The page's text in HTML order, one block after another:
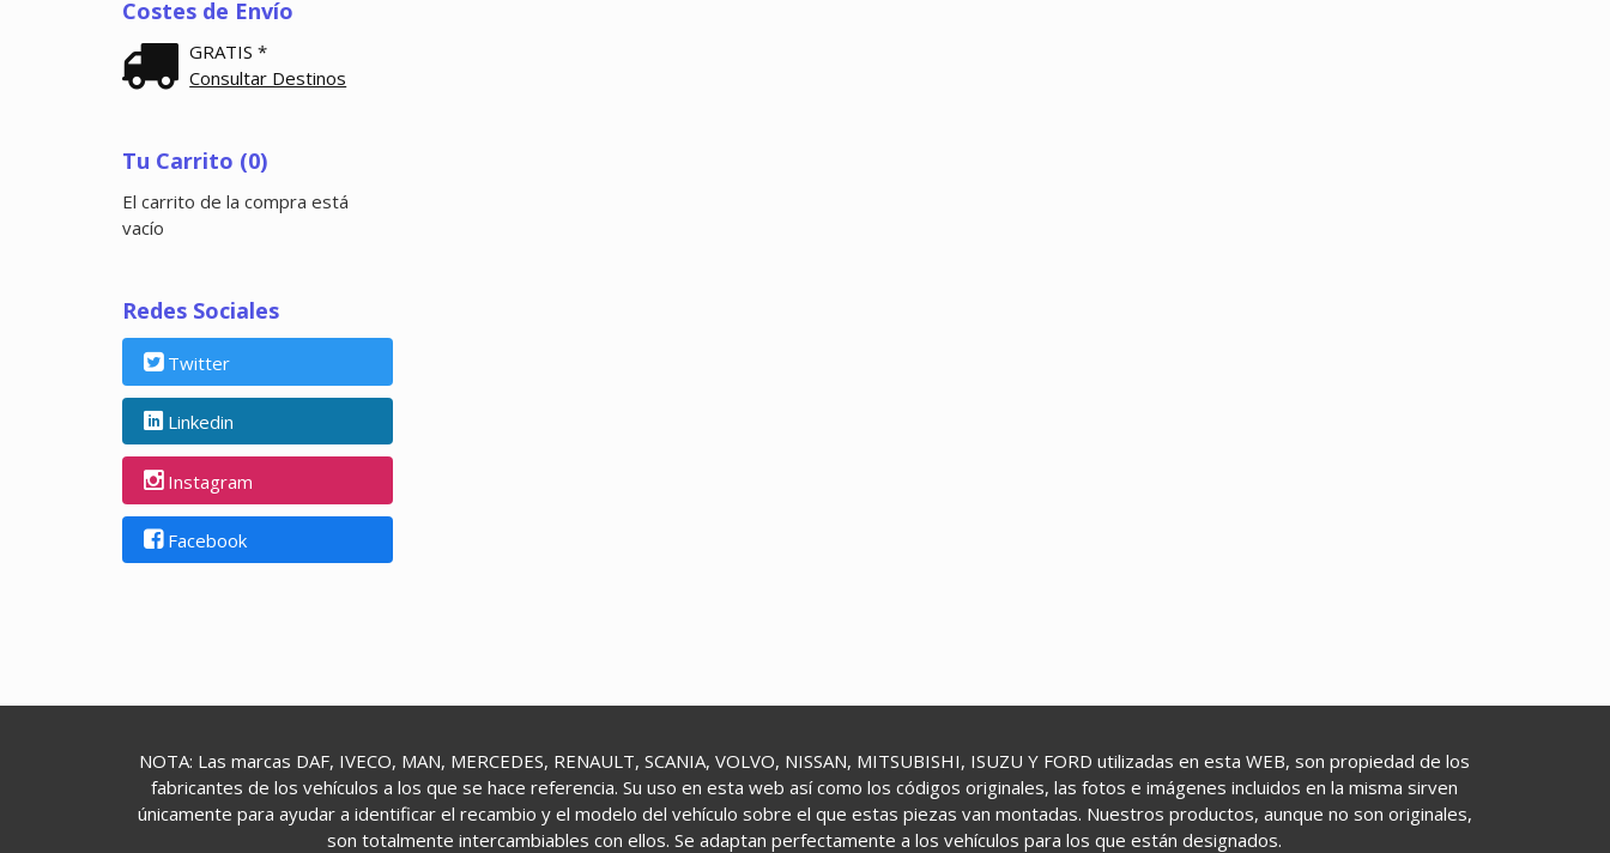
Costes de Envío
GRATIS *
Consultar Destinos
Tu Carrito (0)
El carrito de la compra está
vacío
Redes Sociales
Twitter
Linkedin
Instagram
Facebook
NOTA: Las marcas DAF, IVECO, MAN, MERCEDES, RENAULT, SCANIA, VOLVO, NISSAN, MITSUBISHI, ISUZU Y FORD utilizadas en esta WEB, son propiedad de los
fabricantes de los vehículos a los que se hace referencia. Su uso en esta web así como los códigos originales, las fotos e imágenes incluidos en la misma sirven
únicamente para ayudar a identificar el recambio y el modelo del vehículo sobre el que estas piezas van montadas. Nuestros productos, aunque no son originales,
son totalmente intercambiables con ellos. Se adaptan perfectamente a los vehículos para los que están designados.